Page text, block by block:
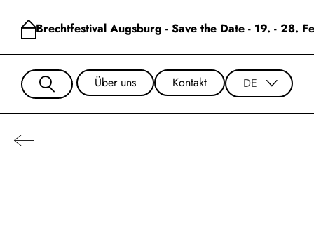
Brechtfestival Augsburg - Save the Date - 19. - 28.
Über uns Kontakt DE